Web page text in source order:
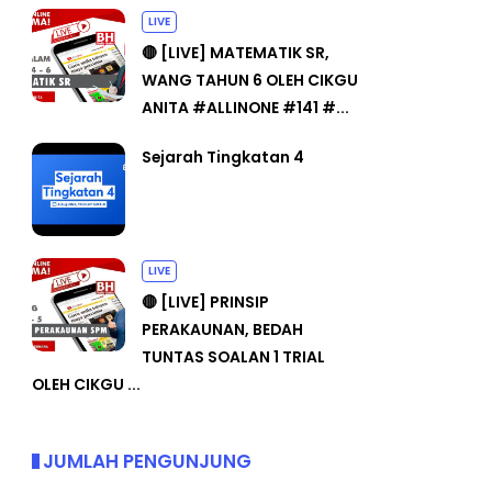
LIVE
🔴 [LIVE] MATEMATIK SR,
WANG TAHUN 6 OLEH CIKGU
ANITA #ALLINONE #141 #...
Sejarah Tingkatan 4
LIVE
🔴 [LIVE] PRINSIP
PERAKAUNAN, BEDAH
TUNTAS SOALAN 1 TRIAL
OLEH CIKGU ...
JUMLAH PENGUNJUNG